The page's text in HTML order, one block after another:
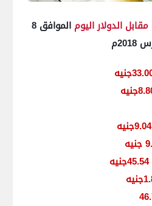
الدولار اليوم
الموافق 8